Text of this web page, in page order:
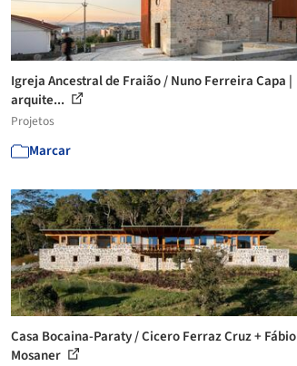
Igreja Ancestral de Fraião / Nuno Ferreira Capa |
arquite...
Projetos
Marcar
Casa Bocaina-Paraty / Cicero Ferraz Cruz + Fábio
Mosaner